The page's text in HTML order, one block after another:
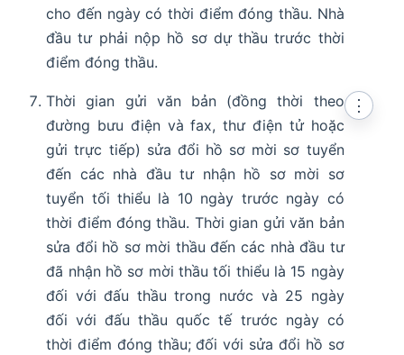
cho đến ngày có thời điểm đóng thầu. Nhà
đầu tư phải nộp hồ sơ dự thầu trước thời
điểm đóng thầu.
Thời gian gửi văn bản (đồng thời theo
đường bưu điện và fax, thư điện tử hoặc
gửi trực tiếp) sửa đổi hồ sơ mời sơ tuyển
đến các nhà đầu tư nhận hồ sơ mời sơ
tuyển tối thiểu là 10 ngày trước ngày có
thời điểm đóng thầu. Thời gian gửi văn bản
sửa đổi hồ sơ mời thầu đến các nhà đầu tư
đã nhận hồ sơ mời thầu tối thiểu là 15 ngày
đối với đấu thầu trong nước và 25 ngày
đối với đấu thầu quốc tế trước ngày có
thời điểm đóng thầu; đối với sửa đổi hồ sơ
⋮